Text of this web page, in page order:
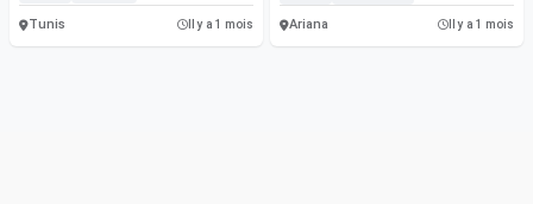
Tunis Il y a 1 mois Ariana Il y a 1 mois